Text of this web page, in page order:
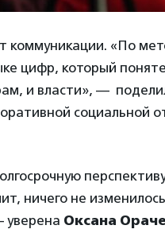
коммуникации. «По
цифр, который
и власти», —
социальной
ничего не
уверена Оксана